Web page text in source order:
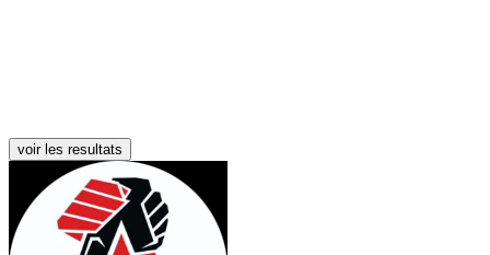
voir les resultats